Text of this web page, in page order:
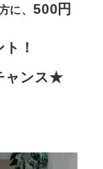
に、500円
！
ャンス★